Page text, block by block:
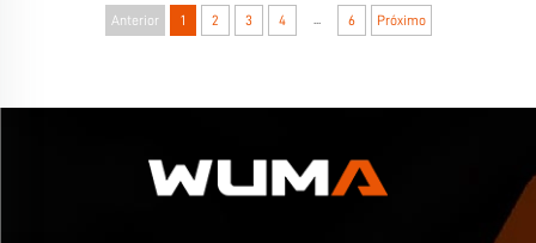
Anterior 1 2 3 4 6 Próximo